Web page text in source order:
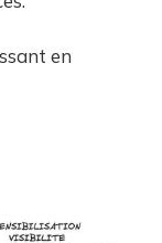
en